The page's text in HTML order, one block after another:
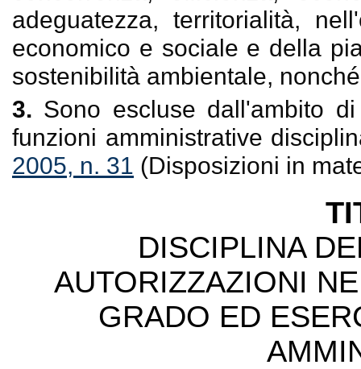
adeguatezza, territorialità,
economico e sociale e della
sostenibilità ambientale,
3. Sono escluse dall'ambito
funzioni amministrative
2005, n. 31 (Disposizioni in
DISCIPLINA
AUTORIZZAZIONI
GRADO ED